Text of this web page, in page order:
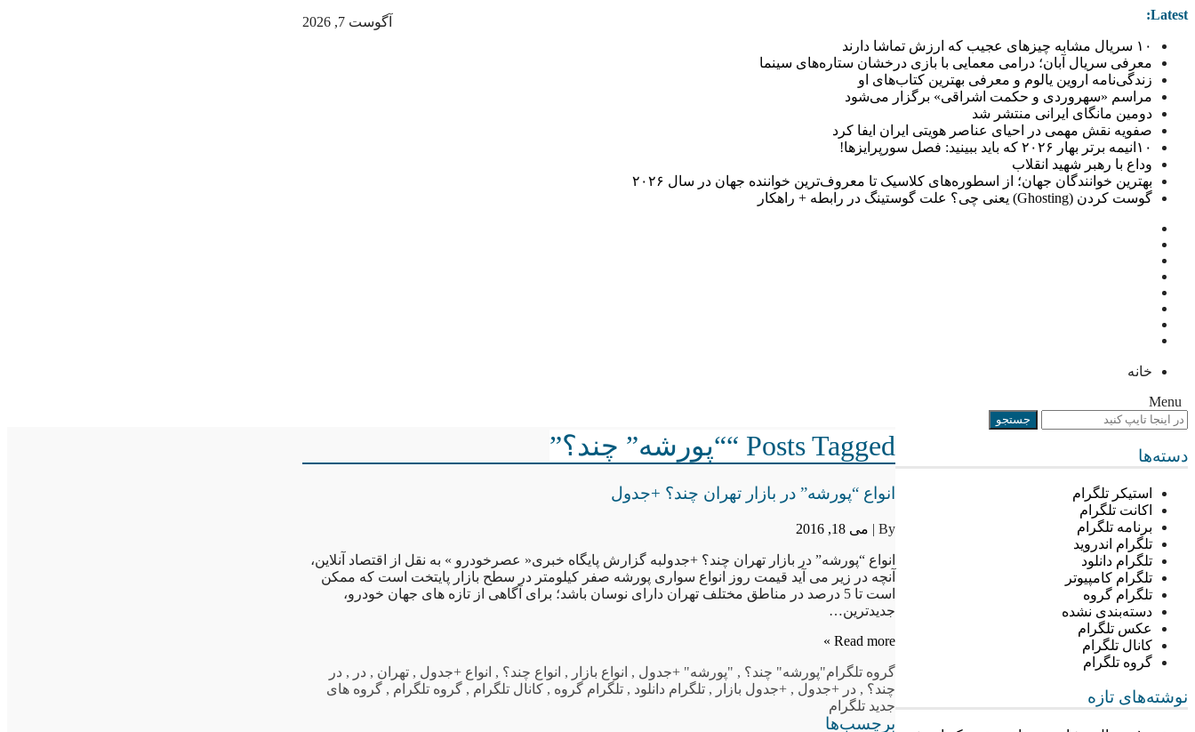
آگوست 7, 2026 Latest:
۱۰ سریال مشابه چیزهای عجیب که ارزش تماشا دارند
معرفی سریال آبان؛ درامی معمایی با بازی درخشان ستاره‌های سینما
زندگی‌نامه اروین یالوم و معرفی بهترین کتاب‌های او
مراسم «سهروردی و حکمت اشراقی» برگزار می‌شود
دومین مانگای ایرانی منتشر شد
صفویه نقش مهمی در احیای عناصر هویتی ایران ایفا کرد
۱۰انیمه برتر بهار ۲۰۲۶ که باید ببینید: فصل سورپرایزها!
وداع با رهبر شهید انقلاب
بهترین خوانندگان جهان؛ از اسطوره‌های کلاسیک تا معروف‌ترین خواننده جهان در سال ۲۰۲۶
گوست کردن (Ghosting) یعنی چی؟ علت گوستینگ در رابطه + راهکار
خانه
Menu
دسته‌ها
استیکر تلگرام
اکانت تلگرام
برنامه تلگرام
تلگرام اندروید
تلگرام دانلود
تلگرام کامپیوتر
تلگرام گروه
دسته‌بندی نشده
عکس تلگرام
کانال تلگرام
گروه تلگرام
نوشته‌های تازه
Posts Tagged ““پورشه” چند؟”
انواع “پورشه” در بازار تهران چند؟ +جدول
By | می 18, 2016
انواع “پورشه” در بازار تهران چند؟ +جدولبه گزارش پایگاه خبری« عصرخودرو » به نقل از اقتصاد آنلاین،
آنچه در زیر می آید قیمت روز انواع سواری پورشه صفر کیلومتر در سطح بازار پایتخت است که ممکن
است تا 5 درصد در مناطق مختلف تهران دارای نوسان باشد؛ برای آگاهی از تازه های جهان خودرو،
جدیدترین…
Read more »
گروه تلگرام"پورشه" چند؟ , "پورشه" +جدول , انواع بازار , انواع چند؟ , انواع +جدول , تهران , در , در
چند؟ , در +جدول , +جدول بازار , تلگرام دانلود , تلگرام گروه , کانال تلگرام , گروه تلگرام , گروه های
جدید تلگرام
برچسب‌ها